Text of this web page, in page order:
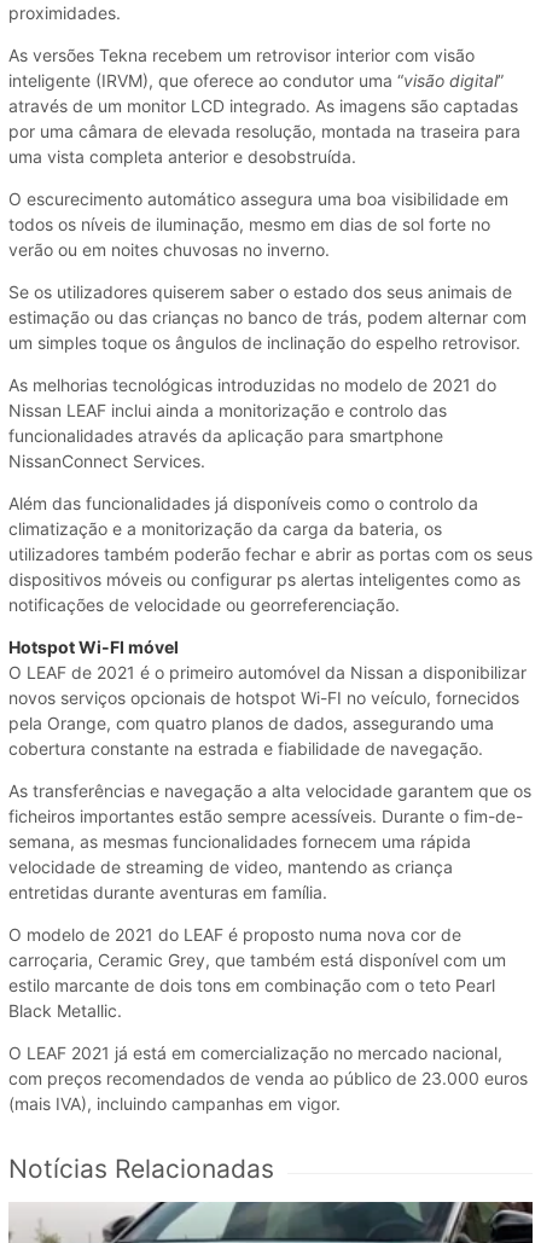
proximidades.
As versões Tekna recebem um retrovisor interior com visão
inteligente (IRVM), que oferece ao condutor uma “visão digital”
através de um monitor LCD integrado. As imagens são captadas
por uma câmara de elevada resolução, montada na traseira para
uma vista completa anterior e desobstruída.
O escurecimento automático assegura uma boa visibilidade em
todos os níveis de iluminação, mesmo em dias de sol forte no
verão ou em noites chuvosas no inverno.
Se os utilizadores quiserem saber o estado dos seus animais de
estimação ou das crianças no banco de trás, podem alternar com
um simples toque os ângulos de inclinação do espelho retrovisor.
As melhorias tecnológicas introduzidas no modelo de 2021 do
Nissan LEAF inclui ainda a monitorização e controlo das
funcionalidades através da aplicação para smartphone
NissanConnect Services.
Além das funcionalidades já disponíveis como o controlo da
climatização e a monitorização da carga da bateria, os
utilizadores também poderão fechar e abrir as portas com os seus
dispositivos móveis ou configurar ps alertas inteligentes como as
notificações de velocidade ou georreferenciação.
Hotspot Wi-FI móvel
O LEAF de 2021 é o primeiro automóvel da Nissan a disponibilizar
novos serviços opcionais de hotspot Wi-FI no veículo, fornecidos
pela Orange, com quatro planos de dados, assegurando uma
cobertura constante na estrada e fiabilidade de navegação.
As transferências e navegação a alta velocidade garantem que os
ficheiros importantes estão sempre acessíveis. Durante o fim-de-
semana, as mesmas funcionalidades fornecem uma rápida
velocidade de streaming de video, mantendo as criança
entretidas durante aventuras em família.
O modelo de 2021 do LEAF é proposto numa nova cor de
carroçaria, Ceramic Grey, que também está disponível com um
estilo marcante de dois tons em combinação com o teto Pearl
Black Metallic.
O LEAF 2021 já está em comercialização no mercado nacional,
com preços recomendados de venda ao público de 23.000 euros
(mais IVA), incluindo campanhas em vigor.
Notícias Relacionadas